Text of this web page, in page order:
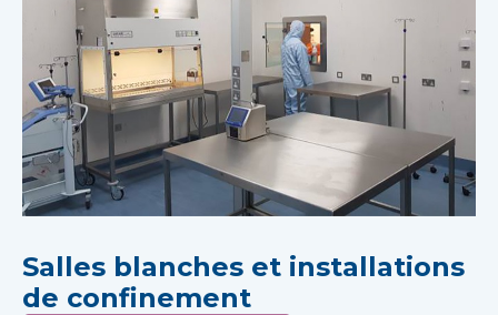
Salles blanches et installations
de confinement